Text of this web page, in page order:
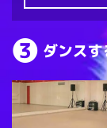
ダンス